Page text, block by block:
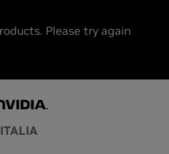
Please try again